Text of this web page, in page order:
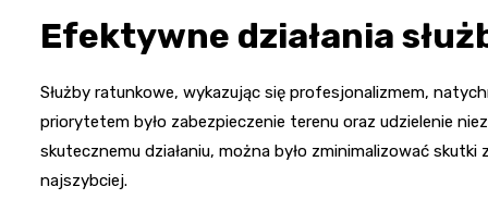
Efektywne działania
Służby ratunkowe, wykazując się profesjonalizmem,
priorytetem było zabezpieczenie terenu oraz udzielenie
skutecznemu działaniu, można było zminimalizować
najszybciej.